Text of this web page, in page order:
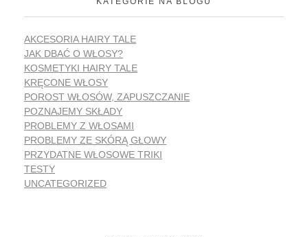
AKCESORIA HAIRY TALE
JAK DBAĆ O WŁOSY?
KOSMETYKI HAIRY TALE
KRĘCONE WŁOSY
POROST WŁOSÓW, ZAPUSZCZANIE
POZNAJEMY SKŁADY
PROBLEMY Z WŁOSAMI
PROBLEMY ZE SKÓRĄ GŁOWY
PRZYDATNE WŁOSOWE TRIKI
TESTY
UNCATEGORIZED